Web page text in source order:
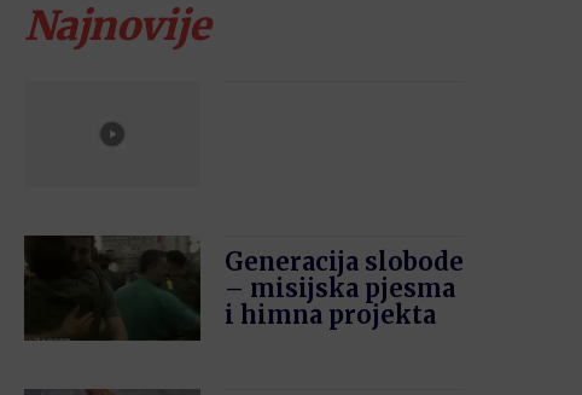
Najnovije
Generacija slobode
– misijska pjesma
i himna projekta